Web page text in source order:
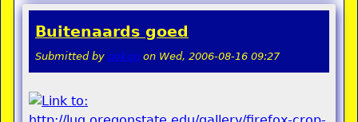
Buitenaards goed
Submitted by pokon on Wed, 2006-08-16 09:27